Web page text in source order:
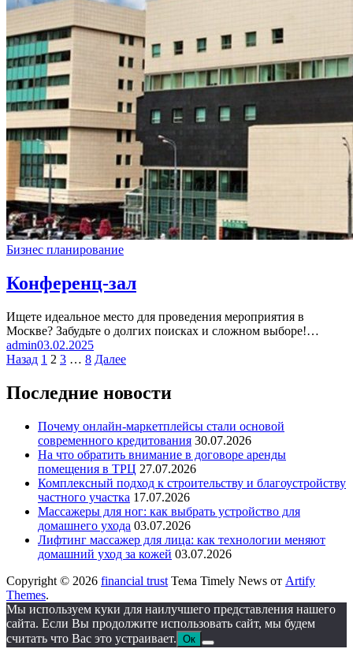
Бизнес планирование
Конференц-зал
Ищете идеальное место для проведения мероприятия в
Москве? Забудьте о долгих поисках и сложном выборе!…
admin03.02.2025
Пагинация
записей
Назад 1 2 3 … 8 Далее
Последние новости
Почему онлайн-маркетплейсы стали основой
современного кредитования 30.07.2026
На что обратить внимание в договоре аренды
помещения в ТРЦ 27.07.2026
Комплексный подход к строительству и благоустройству
частного участка 17.07.2026
Массажеры для ног: как выбрать устройство для
домашнего ухода 03.07.2026
Лифтинг массажер для лица: как технологии меняют
домашний уход за кожей 03.07.2026
Copyright © 2026 financial trust Тема Timely News от Artify
Themes.
Мы используем куки для наилучшего представления нашего
сайта. Если Вы продолжите использовать сайт, мы будем
считать что Вас это устраивает. Ок